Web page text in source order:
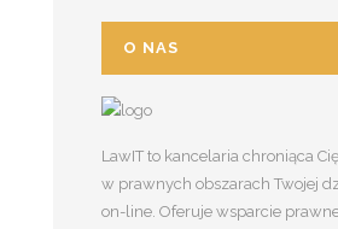
O NAS
LawIT to kancelaria chroniąca Cię
w prawnych obszarach Twojej
on-line. Oferuje wsparcie